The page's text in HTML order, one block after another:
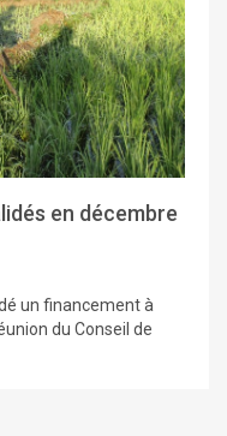
en décembre
un financement à
du Conseil de